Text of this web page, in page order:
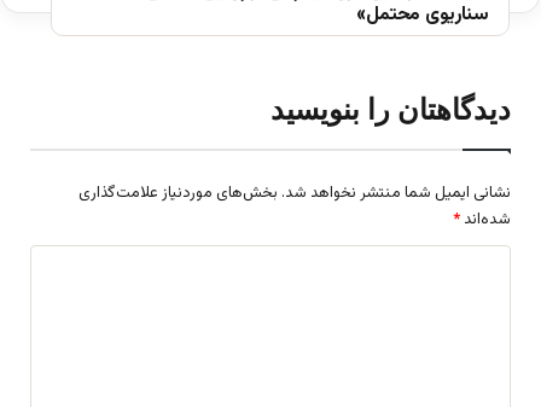
سناریوی محتمل»
دیدگاهتان را بنویسید
نشانی ایمیل شما منتشر نخواهد شد. بخش‌های موردنیاز علامت‌گذاری
شده‌اند *